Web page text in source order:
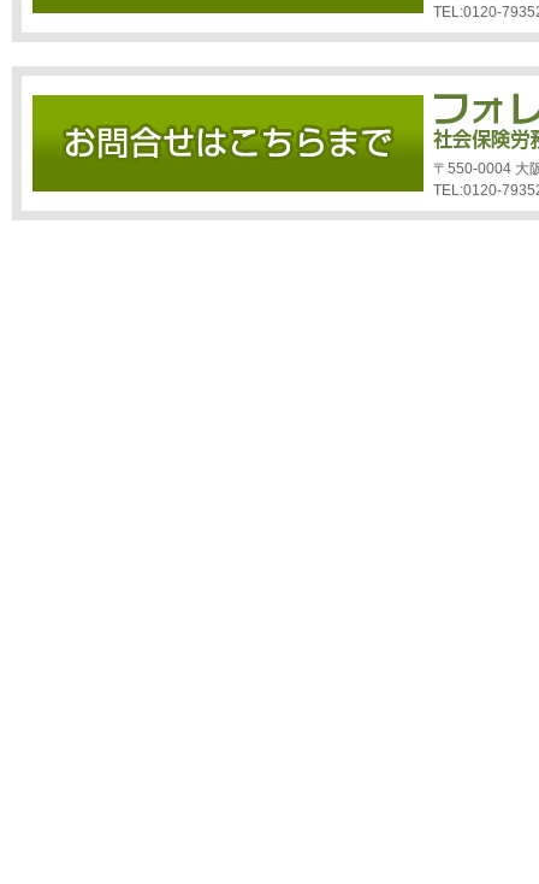
TEL:0120-
〒550-0004 大
TEL:0120-